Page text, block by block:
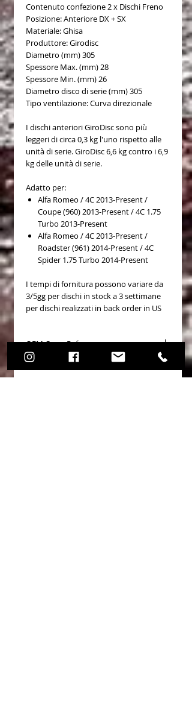
Contenuto confezione 2 x Dischi Freno
Posizione: Anteriore DX + SX
Materiale: Ghisa
Produttore: Girodisc
Diametro (mm) 305
Spessore Max. (mm) 28
Spessore Min. (mm) 26
Diametro disco di serie (mm) 305
Tipo ventilazione: Curva direzionale
I dischi anteriori GiroDisc sono più
leggeri di circa 0,3 kg l'uno rispetto alle
unità di serie. GiroDisc 6,6 kg contro i 6,9
kg delle unità di serie.
Adatto per:
Alfa Romeo / 4C 2013-Present /
Coupe (960) 2013-Present / 4C 1.75
Turbo 2013-Present
Alfa Romeo / 4C 2013-Present /
Roadster (961) 2014-Present / 4C
Spider 1.75 Turbo 2014-Present
I tempi di fornitura possono variare da
3/5gg per dischi in stock a 3 settimane
per dischi realizzati in back order in US
OEM Cross Reference
ALFA ROMEO 51983606